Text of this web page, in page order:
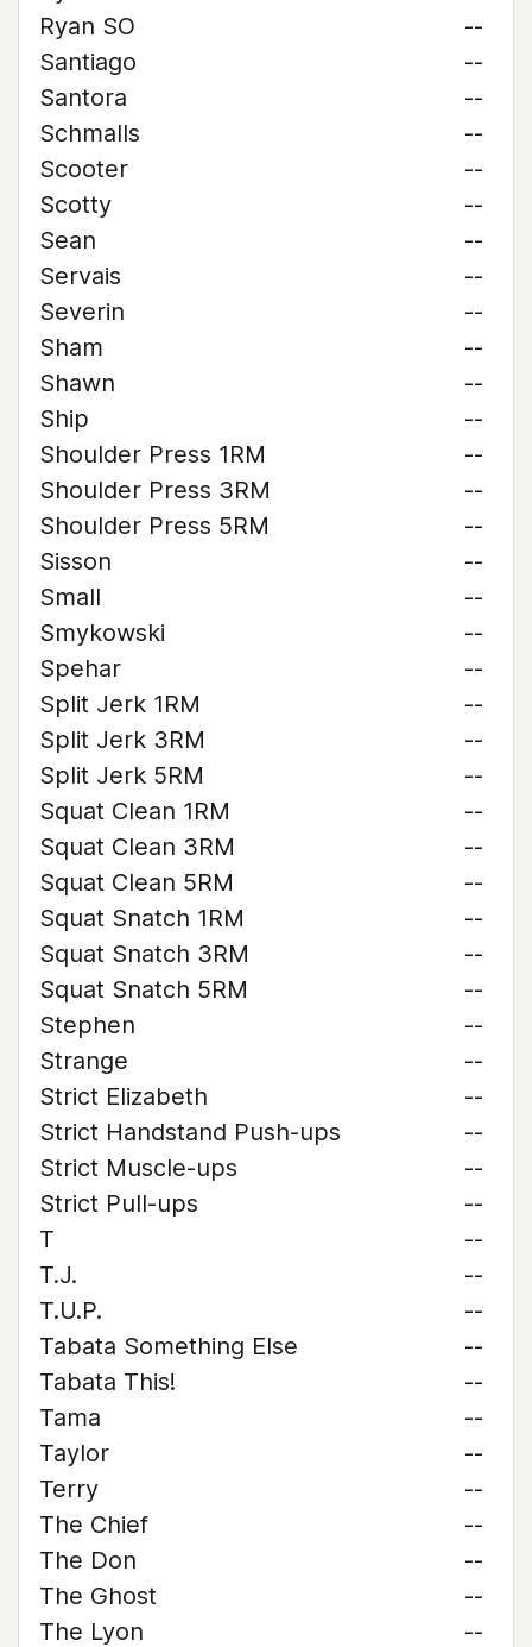
Ryan SO
--
Santiago
--
Santora
--
Schmalls
--
Scooter
--
Scotty
--
Sean
--
Servais
--
Severin
--
Sham
--
Shawn
--
Ship
--
Shoulder Press 1RM
--
Shoulder Press 3RM
--
Shoulder Press 5RM
--
Sisson
--
Small
--
Smykowski
--
Spehar
--
Split Jerk 1RM
--
Split Jerk 3RM
--
Split Jerk 5RM
--
Squat Clean 1RM
--
Squat Clean 3RM
--
Squat Clean 5RM
--
Squat Snatch 1RM
--
Squat Snatch 3RM
--
Squat Snatch 5RM
--
Stephen
--
Strange
--
Strict Elizabeth
--
Strict Handstand Push-ups
--
Strict Muscle-ups
--
Strict Pull-ups
--
T
--
T.J.
--
T.U.P.
--
Tabata Something Else
--
Tabata This!
--
Tama
--
Taylor
--
Terry
--
The Chief
--
The Don
--
The Ghost
--
The Lyon
--